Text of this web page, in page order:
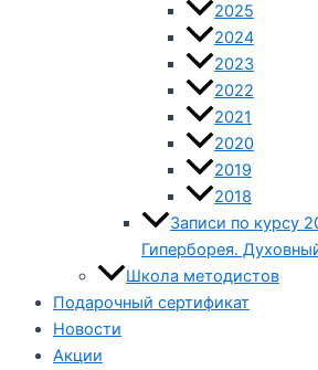
2025
2024
2023
2022
2021
2020
2019
2018
Записи по курсу
Гиперборея.
Школа методистов
Подарочный сертификат
Новости
Акции